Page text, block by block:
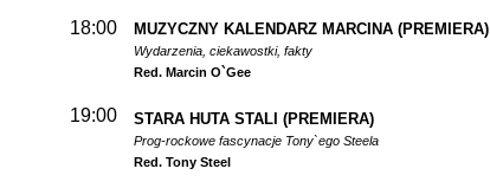
18:00 MUZYCZNY KALENDARZ MARCINA (PREMIERA)
Wydarzenia, ciekawostki, fakty
Red. Marcin O`Gee
19:00 STARA HUTA STALI (PREMIERA)
Prog-rockowe fascynacje Tony`ego Steela
Red. Tony Steel